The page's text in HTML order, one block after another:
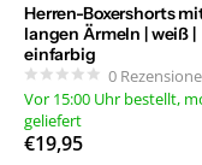
Herren-Boxershorts
langen Ärmeln | weiß |
einfarbig
0
Vor 15:00 Uhr bestellt,
geliefert
€19,95